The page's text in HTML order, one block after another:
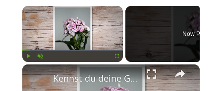
Fullscreen
Now Playing
Kennst du deine Geburtsblume?